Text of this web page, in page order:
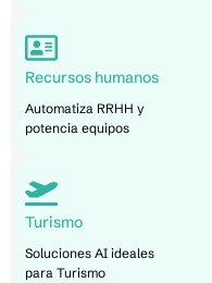
Recursos humanos
Automatiza RRHH y
potencia equipos
Turismo
Soluciones AI ideales
para Turismo